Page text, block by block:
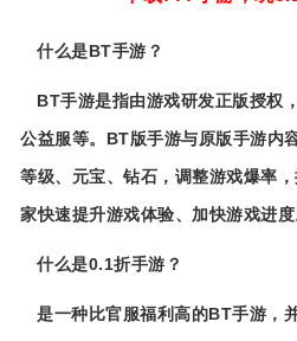
什么是BT手游？
BT手游是指由游戏研发正版授权
公益服等。BT版手游与原版手游内
等级、元宝、钻石，调整游戏爆率
家快速提升游戏体验、加快游戏进度
什么是0.1折手游？
是一种比官服福利高的BT手游，